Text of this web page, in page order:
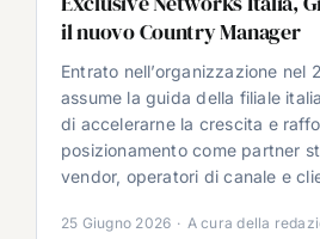
il nuovo Country Manager
Entrato nell’organizzazione nel
assume la guida della filiale
di accelerarne la crescita e
posizionamento come partner
vendor, operatori di canale e
25 Giugno 2026 · A cura della